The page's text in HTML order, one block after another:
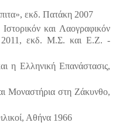
εκδ. Πατάκη 2007
και Λαογραφικόν
2011, εκδ. Μ.Σ. και Ε.Ζ. -
η Ελληνική Επανάστασις,
Μοναστήρια στη Ζάκυνθο,
Αθήνα 1966